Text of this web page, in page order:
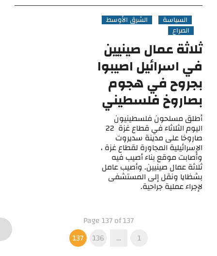
السياسة
الشرق الأوسط
الصراع
ثلاثة عمال صينيين
في اسرائيل اصيبوا
بجروح في هجوم
بصاروخ فلسطيني
أطلق مسلحون فلسطينيون
اليوم الثلاثاء في قطاع غزة 22
صاروخا على مدينة سديروت
الإسرائيلية المجاورة لقطاع غزة ،
وأصابت موقع بناء أصيب فيه
ثلاثة عمال صينيين. وأصيب عامل
بشظايا ونقل إلى المستشفى
لإجراء عملية جراحية.
Page 137 of 137
1
…
136
137